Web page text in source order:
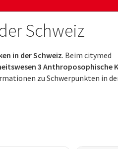
Schweiz
in der Schweiz. Beim citymed
3 Anthroposophische
zu Schwerpunkten in